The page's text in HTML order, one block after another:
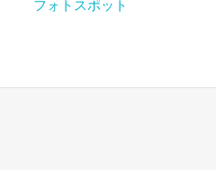
フォトスポット